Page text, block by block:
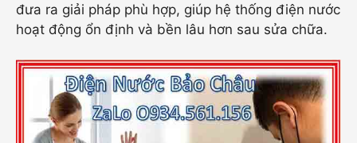
đưa ra giải pháp phù hợp, giúp hệ thống điện nước
hoạt động ổn định và bền lâu hơn sau sửa chữa.